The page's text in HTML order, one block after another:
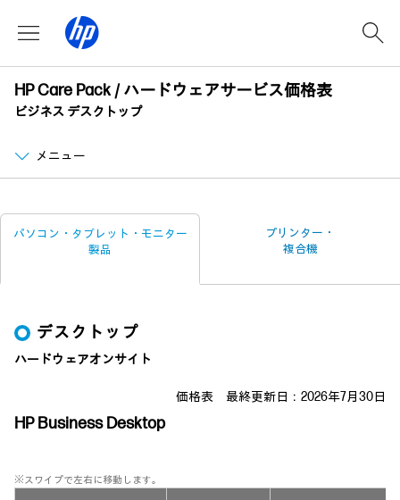
HP Care Pack / ハードウェアサービス価格表
ビジネス デスクトップ
メニュー
パソコン・タブレット・ モニター
製品
プリンター・
複合機
デスクトップ
ハードウェアオンサイト
価格表 最終更新日：2026年7月30日
HP Business Desktop
※スワイプで左右に移動します。